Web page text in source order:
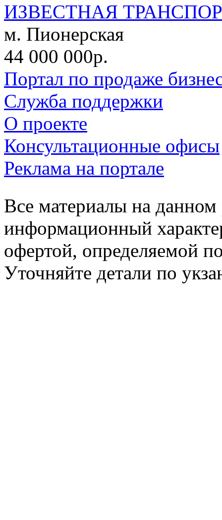
ИЗВЕСТНАЯ
м. Пионерская
44 000 000р.
Портал по продаже
Служба поддержки
О проекте
Консультационные офисы
Реклама на портале
Все материалы на данном
информационный
офертой, определяемой
Уточняйте детали по